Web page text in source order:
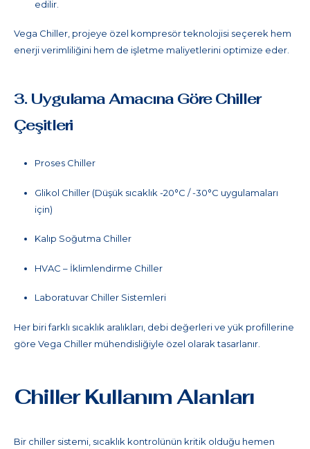
edilir.
Vega Chiller, projeye özel kompresör teknolojisi seçerek hem
enerji verimliliğini hem de işletme maliyetlerini optimize eder.
3. Uygulama Amacına Göre Chiller
Çeşitleri
Proses Chiller
Glikol Chiller (Düşük sıcaklık -20°C / -30°C uygulamaları
için)
Kalıp Soğutma Chiller
HVAC – İklimlendirme Chiller
Laboratuvar Chiller Sistemleri
Her biri farklı sıcaklık aralıkları, debi değerleri ve yük profillerine
göre Vega Chiller mühendisliğiyle özel olarak tasarlanır.
Chiller Kullanım Alanları
Bir chiller sistemi, sıcaklık kontrolünün kritik olduğu hemen